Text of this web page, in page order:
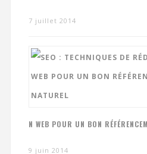
7 juillet 2014
N WEB POUR UN BON
9 juin 2014